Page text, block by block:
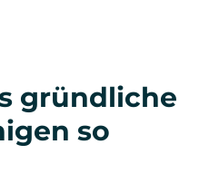
gründliche
so